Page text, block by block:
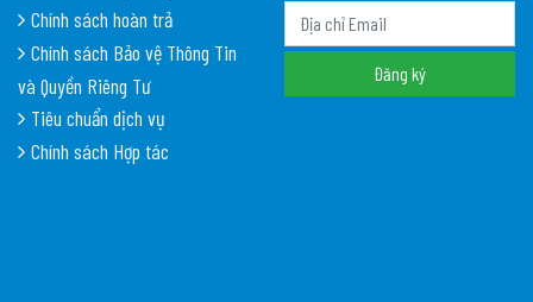
Chính sách hoàn trả
Chính sách Bảo vệ Thông Tin
và Quyền Riêng Tư
Tiêu chuẩn dịch vụ
Chính sách Hợp tác